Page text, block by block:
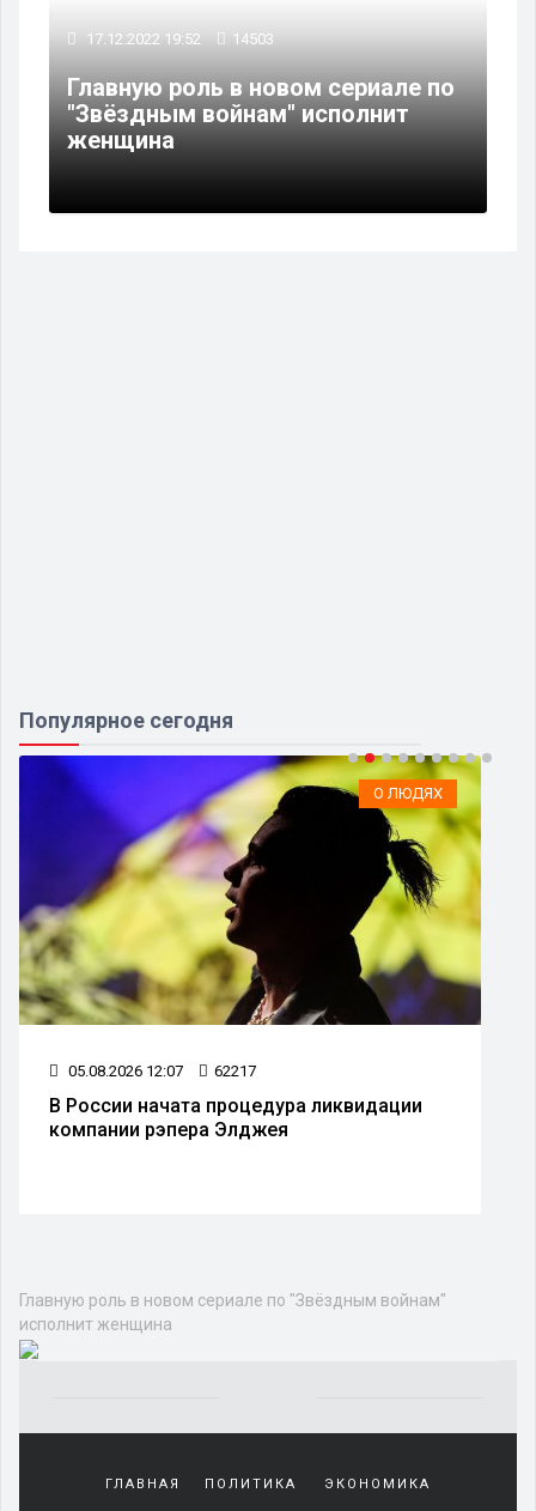
17.12.2022 19:52 14503
Главную роль в новом сериале по
"Звёздным войнам" исполнит
женщина
Популярное сегодня
О ЛЮДЯХ
05.08.2026 12:07 62217
В России начата процедура ликвидации
компании рэпера Элджея
Культура
ШОУ-БИЗНЕС
Главную роль в новом сериале по
женщина